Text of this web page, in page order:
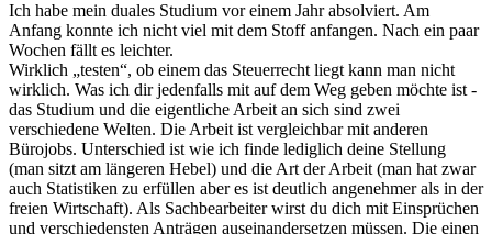
Ich habe mein duales Studium vor einem Jahr absolviert. Am
Anfang konnte ich nicht viel mit dem Stoff anfangen. Nach ein paar
Wochen fällt es leichter.
Wirklich „testen“, ob einem das Steuerrecht liegt kann man nicht
wirklich. Was ich dir jedenfalls mit auf dem Weg geben möchte ist -
das Studium und die eigentliche Arbeit an sich sind zwei
verschiedene Welten. Die Arbeit ist vergleichbar mit anderen
Bürojobs. Unterschied ist wie ich finde lediglich deine Stellung
(man sitzt am längeren Hebel) und die Art der Arbeit (man hat zwar
auch Statistiken zu erfüllen aber es ist deutlich angenehmer als in der
freien Wirtschaft). Als Sachbearbeiter wirst du dich mit Einsprüchen
und verschiedensten Anträgen auseinandersetzen müssen. Die einen